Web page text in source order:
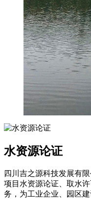
水资源论证
四川吉之源科技发展有
项目水资源论证、取水
务，为工业企业、园区